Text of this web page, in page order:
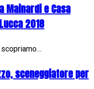
Mainardi e Casa
2018
sceneggiatore per